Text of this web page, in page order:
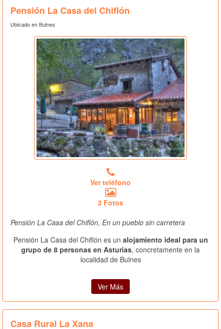
Pensión La Casa del Chiflón
Ubicado en Bulnes
Ver teléfono
3 Fotos
Pensión La Casa del Chiflón, En un pueblo sin carretera
Pensión La Casa del Chiflón es un alojamiento ideal para un
grupo de 8 personas en Asturias, concretamente en la
localidad de Bulnes
Ver Más
Casa Rural La Xana